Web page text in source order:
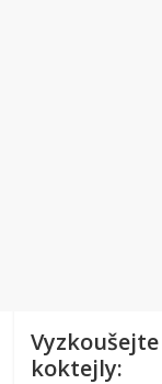
koktejly: